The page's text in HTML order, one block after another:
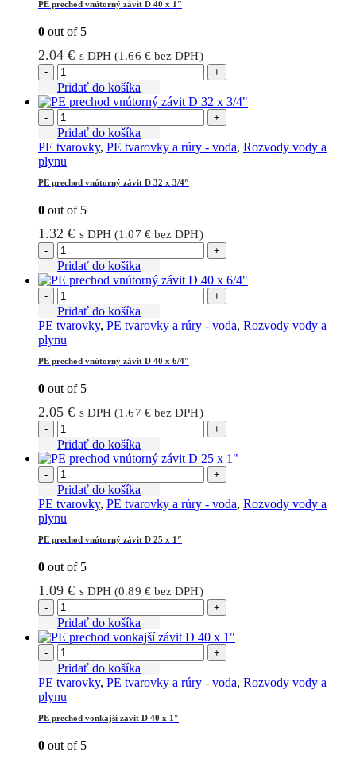
PE prechod vnútorný závit D 40 x 1″
0 out of 5
2.04€ s DPH (1.66 €bez DPH)
- +
Pridať do košíka
- +
Pridať do košíka
PE tvarovky, PE tvarovky a rúry - voda, Rozvody vody a
plynu
PE prechod vnútorný závit D 32 x 3/4″
0 out of 5
1.32€ s DPH (1.07 €bez DPH)
- +
Pridať do košíka
- +
Pridať do košíka
PE tvarovky, PE tvarovky a rúry - voda, Rozvody vody a
plynu
PE prechod vnútorný závit D 40 x 6/4″
0 out of 5
2.05€ s DPH (1.67 €bez DPH)
- +
Pridať do košíka
- +
Pridať do košíka
PE tvarovky, PE tvarovky a rúry - voda, Rozvody vody a
plynu
PE prechod vnútorný závit D 25 x 1″
0 out of 5
1.09€ s DPH (0.89 €bez DPH)
- +
Pridať do košíka
- +
Pridať do košíka
PE tvarovky, PE tvarovky a rúry - voda, Rozvody vody a
plynu
PE prechod vonkajší závit D 40 x 1″
0 out of 5